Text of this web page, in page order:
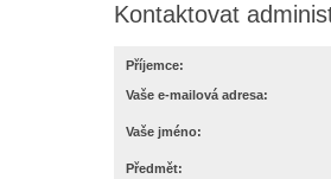
Kontaktovat
Příjemce:
Vaše e-mailová adresa:
Vaše jméno:
Předmět: